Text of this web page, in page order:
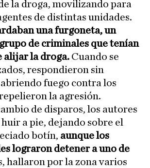
la droga, movilizando para
de distintas unidades.
una furgoneta, un
de criminales que tenían
alijar la droga. Cuando se
respondieron sin
fuego contra los
la agresión.
de disparos, los autores
a pie, dejando sobre el
botín, aunque los
lograron detener a uno de
hallaron por la zona varios